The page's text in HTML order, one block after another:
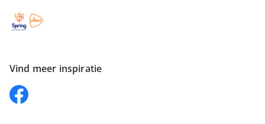
Vind meer inspiratie